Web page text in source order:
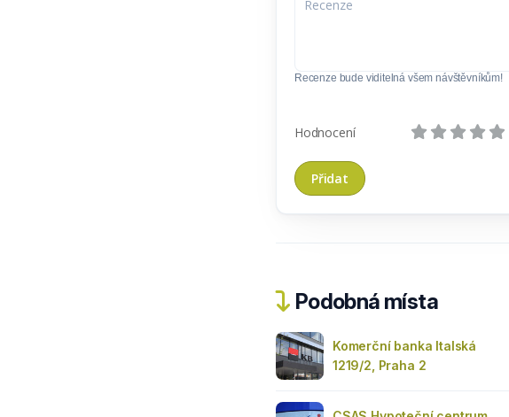
Recenze bude viditelná všem návštěvníkům!
Hodnocení
Podobná místa
Komerční banka Italská
1219/2, Praha 2